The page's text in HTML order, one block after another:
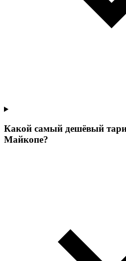
Какой самый дешёвый
Майкопе?